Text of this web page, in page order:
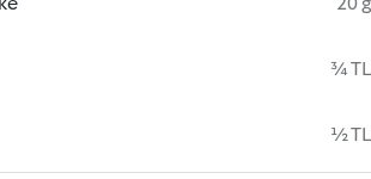
¾ TL
½ TL